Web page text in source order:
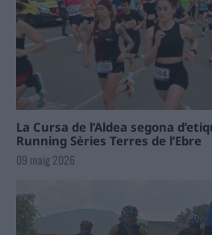
La Cursa de l’Aldea segona
Running Sèries Terres de l’Ebre
09 maig 2026